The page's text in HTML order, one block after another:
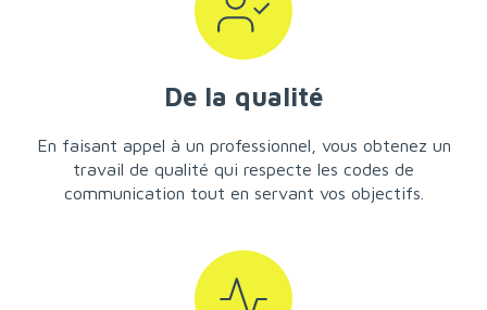
De la qualité
En faisant appel à un professionnel, vous obtenez un
travail de qualité qui respecte les codes de
communication tout en servant vos objectifs.